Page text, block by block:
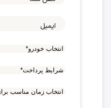
ایمیل
شرایط
پرداخت
انتخاب